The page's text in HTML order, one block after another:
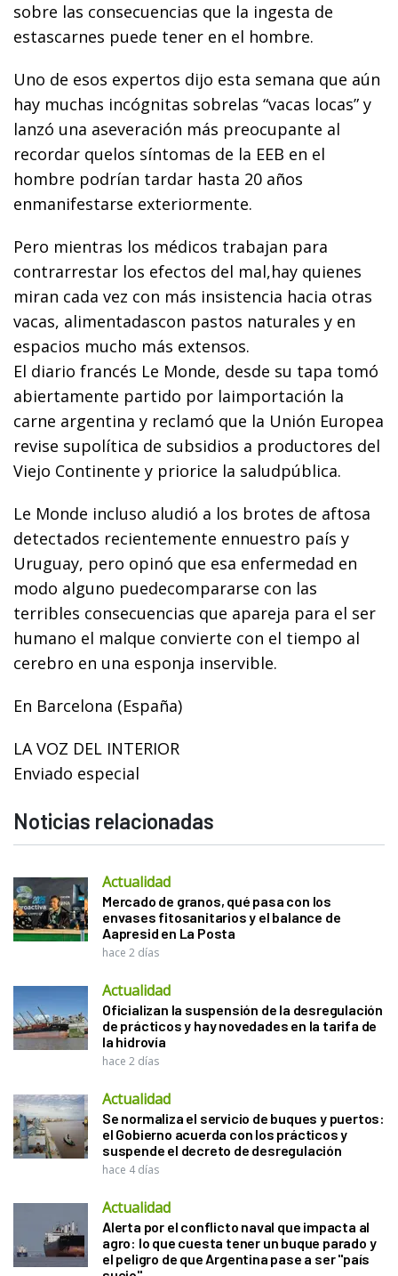
sobre las consecuencias que la ingesta de
estascarnes puede tener en el hombre.
Uno de esos expertos dijo esta semana que aún
hay muchas incógnitas sobrelas “vacas locas” y
lanzó una aseveración más preocupante al
recordar quelos síntomas de la EEB en el
hombre podrían tardar hasta 20 años
enmanifestarse exteriormente.
Pero mientras los médicos trabajan para
contrarrestar los efectos del mal,hay quienes
miran cada vez con más insistencia hacia otras
vacas, alimentadascon pastos naturales y en
espacios mucho más extensos.
El diario francés Le Monde, desde su tapa tomó
abiertamente partido por laimportación la
carne argentina y reclamó que la Unión Europea
revise supolítica de subsidios a productores del
Viejo Continente y priorice la saludpública.
Le Monde incluso aludió a los brotes de aftosa
detectados recientemente ennuestro país y
Uruguay, pero opinó que esa enfermedad en
modo alguno puedecompararse con las
terribles consecuencias que apareja para el ser
humano el malque convierte con el tiempo al
cerebro en una esponja inservible.
En Barcelona (España)
LA VOZ DEL INTERIOR
Enviado especial
Noticias relacionadas
Actualidad
Mercado de granos, qué pasa con los
envases fitosanitarios y el balance de
Aapresid en La Posta
hace 2 días
Actualidad
Oficializan la suspensión de la desregulación
de prácticos y hay novedades en la tarifa de
la hidrovía
hace 2 días
Actualidad
Se normaliza el servicio de buques y puertos:
el Gobierno acuerda con los prácticos y
suspende el decreto de desregulación
hace 4 días
Actualidad
Alerta por el conflicto naval que impacta al
agro: lo que cuesta tener un buque parado y
el peligro de que Argentina pase a ser "país